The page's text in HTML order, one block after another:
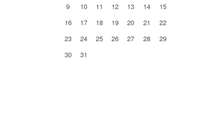
9
10 11 12 13 14
15
16
17 18 19 20 21
22
23
24 25 26 27 28
29
30
31